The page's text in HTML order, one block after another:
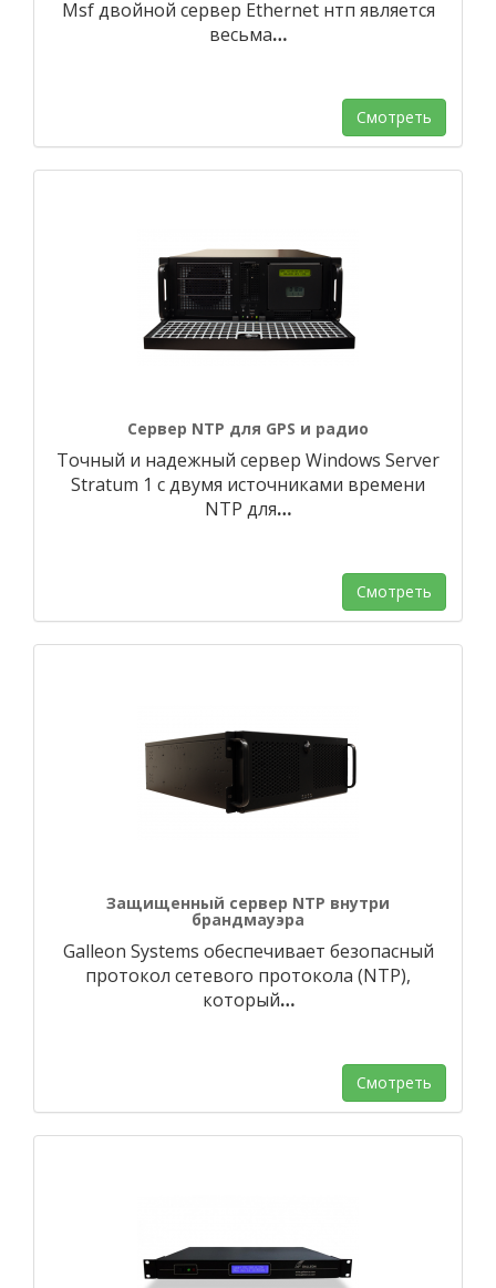
Msf двойной сервер Ethernet нтп является
весьма…
Смотреть
Сервер NTP для GPS и радио
Точный и надежный сервер Windows Server
Stratum 1 с двумя источниками времени
NTP для…
Смотреть
Защищенный сервер NTP внутри
брандмауэра
Galleon Systems обеспечивает безопасный
протокол сетевого протокола (NTP),
который…
Смотреть